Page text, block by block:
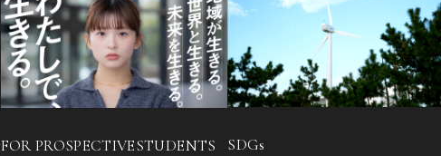
FOR PROSPECTIVESTUDENTS SDGs